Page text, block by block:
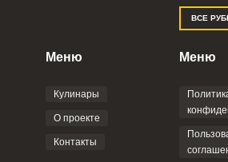
Отправляя эту форму, вы
Политикой
соглашением
ВСЕ
Меню
Кулинары
О проекте
Контакты
Меню